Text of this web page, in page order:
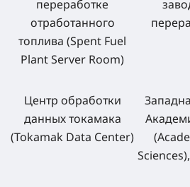
переработке
отработанного
топлива (Spent Fuel
Plant Server Room)
Центр обработки
данных токамака
(Tokamak Data Center)